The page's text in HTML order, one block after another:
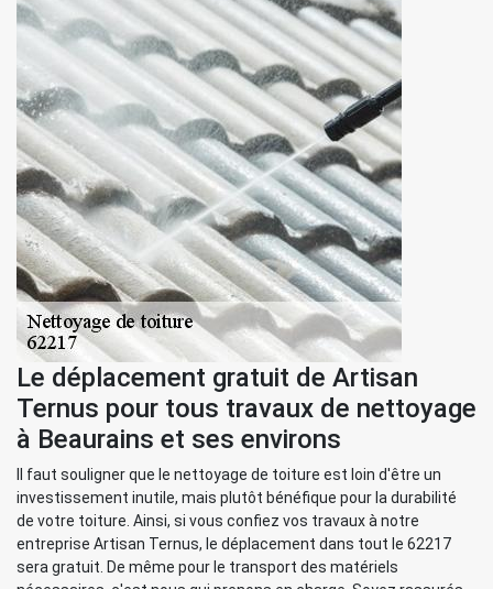
Le déplacement gratuit de Artisan
Ternus pour tous travaux de nettoyage
à Beaurains et ses environs
Il faut souligner que le nettoyage de toiture est loin d'être un
investissement inutile, mais plutôt bénéfique pour la durabilité
de votre toiture. Ainsi, si vous confiez vos travaux à notre
entreprise Artisan Ternus, le déplacement dans tout le 62217
sera gratuit. De même pour le transport des matériels